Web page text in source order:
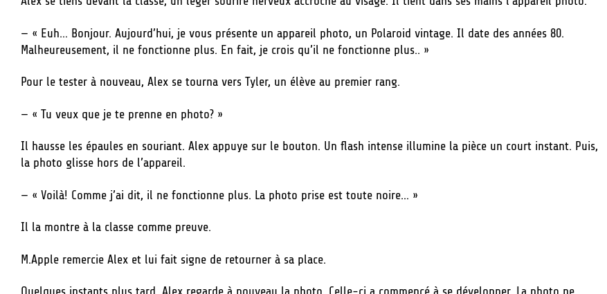
— « Euh… Bonjour. Aujourd’hui, je vous présente un appareil photo, un Polaroid vintage. Il date des années 80.
Malheureusement, il ne fonctionne plus. En fait, je crois qu’il ne fonctionne plus.. »
Pour le tester à nouveau, Alex se tourna vers Tyler, un élève au premier rang.
— « Tu veux que je te prenne en photo? »
Il hausse les épaules en souriant. Alex appuye sur le bouton. Un flash intense illumine la pièce un court instant. Puis,
la photo glisse hors de l’appareil.
— « Voilà! Comme j’ai dit, il ne fonctionne plus. La photo prise est toute noire… »
Il la montre à la classe comme preuve.
M.Apple remercie Alex et lui fait signe de retourner à sa place.